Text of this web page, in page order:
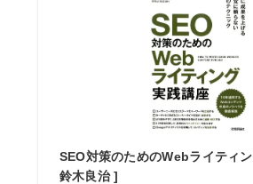
SEO対策のためのWebライティ
鈴木良治 ]